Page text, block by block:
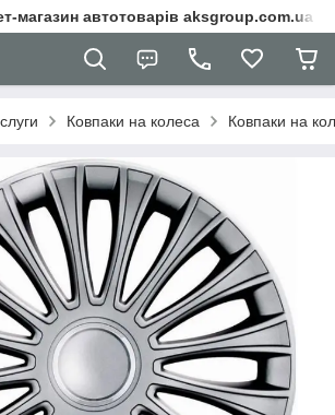
магазин автотоварів aksgroup.com.ua
Ковпаки на колеса Ковпаки на